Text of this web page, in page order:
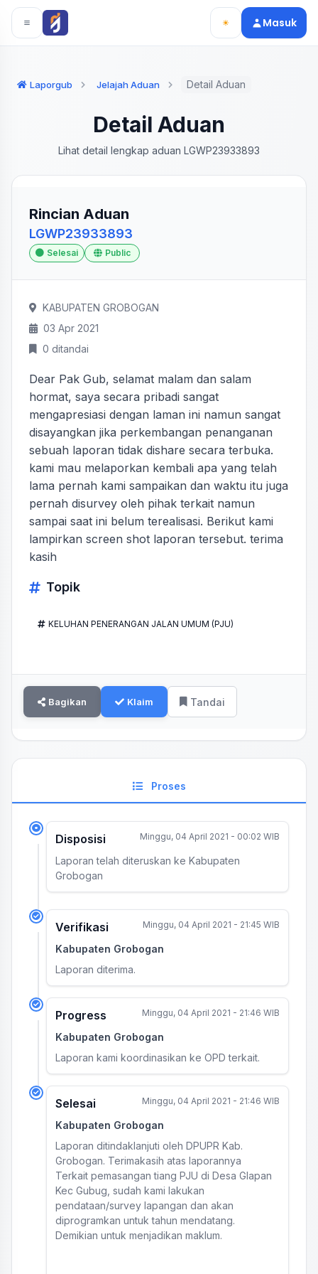
Langsung ke konten utama
Langsung ke navigasi
Masuk
Laporgub Jelajah Aduan Detail Aduan
Detail Aduan
Lihat detail lengkap aduan LGWP23933893
Rincian Aduan
LGWP23933893
Selesai Public
KABUPATEN GROBOGAN
03 Apr 2021
0 ditandai
Dear Pak Gub, selamat malam dan salam
hormat, saya secara pribadi sangat
mengapresiasi dengan laman ini namun sangat
disayangkan jika perkembangan penanganan
sebuah laporan tidak dishare secara terbuka.
kami mau melaporkan kembali apa yang telah
lama pernah kami sampaikan dan waktu itu juga
pernah disurvey oleh pihak terkait namun
sampai saat ini belum terealisasi. Berikut kami
lampirkan screen shot laporan tersebut. terima
kasih
Topik
KELUHAN PENERANGAN JALAN UMUM (PJU)
Bagikan Klaim Tandai
Proses
Disposisi Minggu, 04 April 2021 - 00:02 WIB
Laporan telah diteruskan ke Kabupaten
Grobogan
Verifikasi Minggu, 04 April 2021 - 21:45 WIB
Kabupaten Grobogan
Laporan diterima.
Progress Minggu, 04 April 2021 - 21:46 WIB
Kabupaten Grobogan
Laporan kami koordinasikan ke OPD terkait.
Selesai Minggu, 04 April 2021 - 21:46 WIB
Kabupaten Grobogan
Laporan ditindaklanjuti oleh DPUPR Kab.
Grobogan. Terimakasih atas laporannya
Terkait pemasangan tiang PJU di Desa Glapan
Kec Gubug, sudah kami lakukan
pendataan/survey lapangan dan akan
diprogramkan untuk tahun mendatang.
Demikian untuk menjadikan maklum.